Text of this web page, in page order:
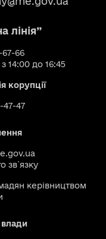
лінія”
66
14:00 до 16:45
корупції
47-47
зв`язку
керівництвом